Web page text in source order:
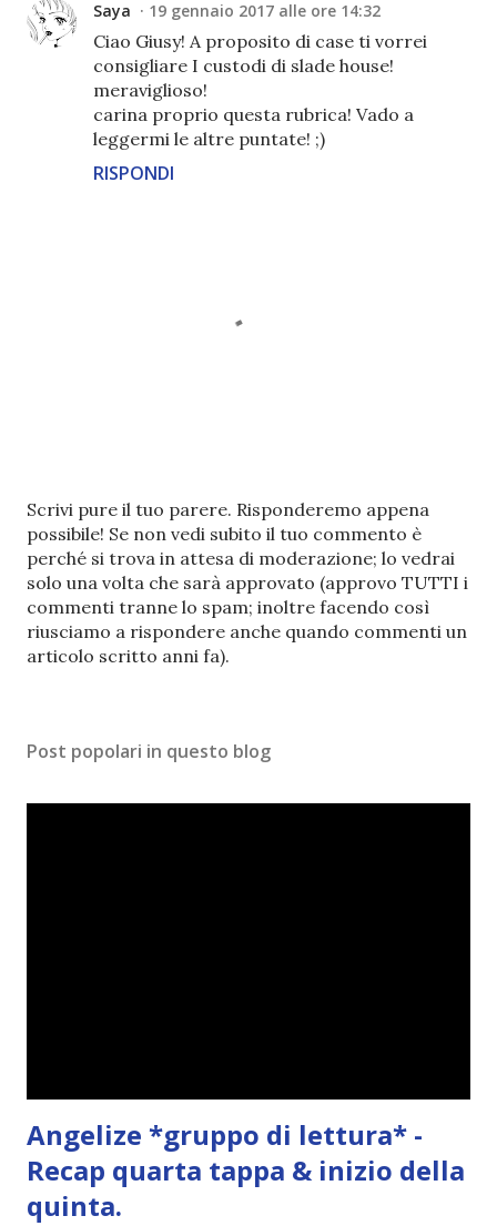
Saya 19 gennaio 2017 alle ore 14:32
Ciao Giusy! A proposito di case ti vorrei
consigliare I custodi di slade house!
meraviglioso!
carina proprio questa rubrica! Vado a
leggermi le altre puntate! ;)
RISPONDI
P
o
s
t
a
u
n
m
n
Scrivi pure il tuo parere. Risponderemo appena
possibile! Se non vedi subito il tuo commento è
perché si trova in attesa di moderazione; lo vedrai
solo una volta che sarà approvato (approvo TUTTI i
commenti tranne lo spam; inoltre facendo così
riusciamo a rispondere anche quando commenti un
articolo scritto anni fa).
Post popolari in questo blog
Angelize *gruppo di lettura* -
Recap quarta tappa & inizio della
quinta.